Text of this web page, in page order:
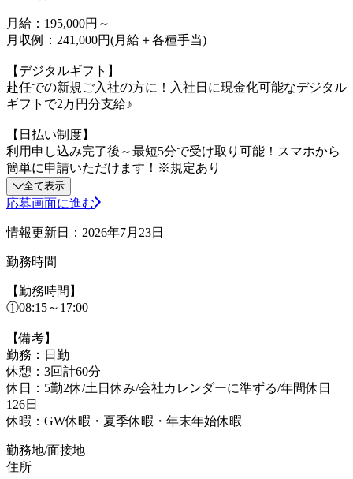
月給：195,000円～
月収例：241,000円(月給＋各種手当)
【デジタルギフト】
赴任での新規ご入社の方に！入社日に現金化可能なデジタル
ギフトで2万円分支給♪
【日払い制度】
利用申し込み完了後～最短5分で受け取り可能！スマホから
簡単に申請いただけます！※規定あり
全て表示
応募画面に進む
情報更新日：2026年7月23日
勤務時間
【勤務時間】
①08:15～17:00
【備考】
勤務：日勤
休憩：3回計60分
休日：5勤2休/土日休み/会社カレンダーに準ずる/年間休日
126日
休暇：GW休暇・夏季休暇・年末年始休暇
勤務地/面接地
住所